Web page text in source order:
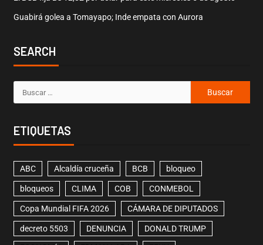
Guabirá golea a Tomayapo; Inde empata con Aurora
SEARCH
ETIQUETAS
ABC Alcaldía cruceña BCB bloqueo
bloqueos CLIMA COB CONMEBOL
Copa Mundial FIFA 2026 CÁMARA DE DIPUTADOS
decreto 5503 DENUNCIA DONALD TRUMP